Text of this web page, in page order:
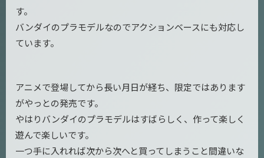
す。
バンダイのプラモデルなのでアクションベースにも対応し
ています。
アニメで登場してから長い月日が経ち、限定ではあります
がやっとの発売です。
やはりバンダイのプラモデルはすばらしく、作って楽しく
遊んで楽しいです。
一つ手に入れれば次から次へと買ってしまうこと間違いな